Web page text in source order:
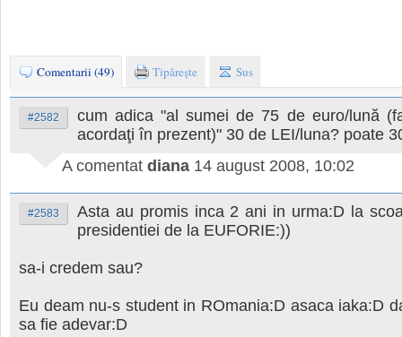
Comentarii (49) Tipăreşte Sus
#2582
cum adica "al sumei de 75 de euro/lună
acordaţi în prezent)" 30 de LEI/luna? poate
A comentat diana 14 august 2008, 10:02
#2583
Asta au promis inca 2 ani in urma:D la
presidentiei de la EUFORIE:))
sa-i credem sau?
Eu deam nu-s student in ROmania:D asaca iaka:D
sa fie adevar:D